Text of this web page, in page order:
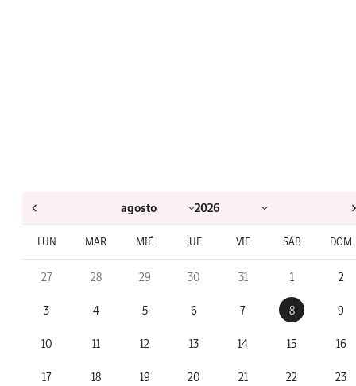
LUN MAR MIÉ JUE VIE SÁB DOM
27 28 29 30 31 1 2
3 4 5 6 7 8 9
10 11 12 13 14 15 16
17 18 19 20 21 22 23